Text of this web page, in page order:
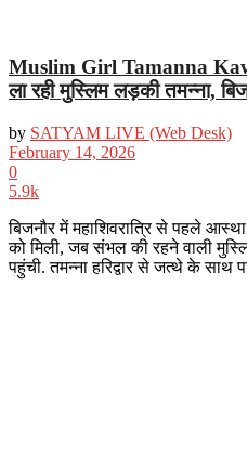
Muslim Girl Tamanna
ला रही मुस्लिम लड़की तमन्ना,
by SATYAM LIVE (Web Desk)
February 14, 2026
0
5.9k
बिजनौर में महाशिवरात्रि से पहले
को मिली, जब संभल की रहने वाली
पहुंची. तमन्ना हरिद्वार से जत्थे के साथ